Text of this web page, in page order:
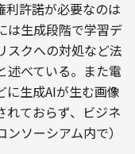
利許諾が必要なのは
は生成段階で学習デ
スクへの対処など法
述べている。また電
に生成AIが生む画像
れておらず、ビジネ
ソーシアム内で）